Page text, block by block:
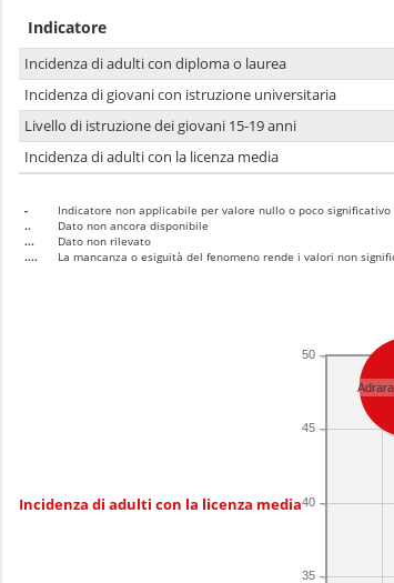
Indicatore
Incidenza di adulti con diploma o laurea
Incidenza di giovani con istruzione universitaria
Livello di istruzione dei giovani 15-19 anni
Incidenza di adulti con la licenza media
-
Indicatore non applicabile per valore nullo o poco
..
Dato non ancora disponibile
...
Dato non rilevato
....
La mancanza o esiguità del fenomeno rende i valori non
Incidenza di adulti con la licenza media
35
40
45
50